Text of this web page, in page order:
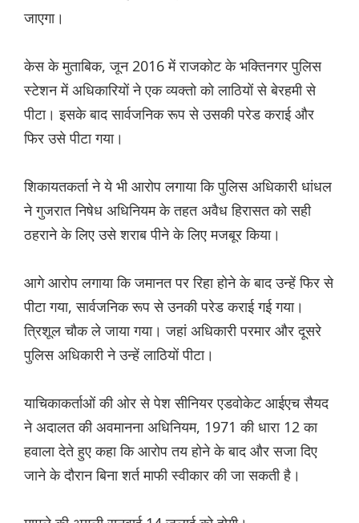
जाएगा।
केस के मुताबिक, जून 2016 में राजकोट के भक्तिनगर पुलिस
स्टेशन में अधिकारियों ने एक व्यक्तो को लाठियों से बेरहमी से
पीटा। इसके बाद सार्वजनिक रूप से उसकी परेड कराई और
फिर उसे पीटा गया।
शिकायतकर्ता ने ये भी आरोप लगाया कि पुलिस अधिकारी धांधल
ने गुजरात निषेध अधिनियम के तहत अवैध हिरासत को सही
ठहराने के लिए उसे शराब पीने के लिए मजबूर किया।
आगे आरोप लगाया कि जमानत पर रिहा होने के बाद उन्हें फिर से
पीटा गया, सार्वजनिक रूप से उनकी परेड कराई गई गया।
त्रिशूल चौक ले जाया गया। जहां अधिकारी परमार और दूसरे
पुलिस अधिकारी ने उन्हें लाठियों पीटा।
याचिकाकर्ताओं की ओर से पेश सीनियर एडवोकेट आईएच सैयद
ने अदालत की अवमानना अधिनियम, 1971 की धारा 12 का
हवाला देते हुए कहा कि आरोप तय होने के बाद और सजा दिए
जाने के दौरान बिना शर्त माफी स्वीकार की जा सकती है।